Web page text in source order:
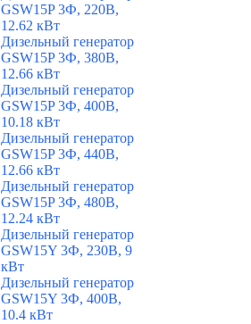
GSW15P 3Ф, 220В,
12.62 кВт
Дизельный генератор
GSW15P 3Ф, 380В,
12.66 кВт
Дизельный генератор
GSW15P 3Ф, 400В,
10.18 кВт
Дизельный генератор
GSW15P 3Ф, 440В,
12.66 кВт
Дизельный генератор
GSW15P 3Ф, 480В,
12.24 кВт
Дизельный генератор
GSW15Y 3Ф, 230В, 9
кВт
Дизельный генератор
GSW15Y 3Ф, 400В,
10.4 кВт